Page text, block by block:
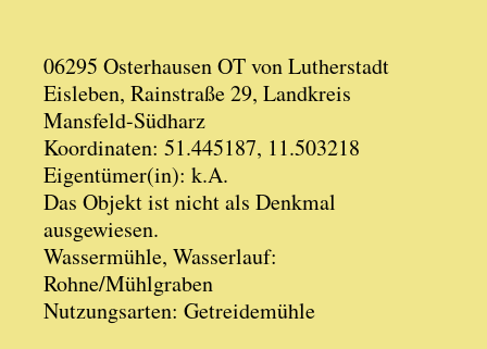
06295 Osterhausen OT von Lutherstadt
Eisleben, Rainstraße 29, Landkreis
Mansfeld-Südharz
Koordinaten: 51.445187, 11.503218
Eigentümer(in): k.A.
Das Objekt ist nicht als Denkmal
ausgewiesen.
Wassermühle, Wasserlauf:
Rohne/Mühlgraben
Nutzungsarten: Getreidemühle